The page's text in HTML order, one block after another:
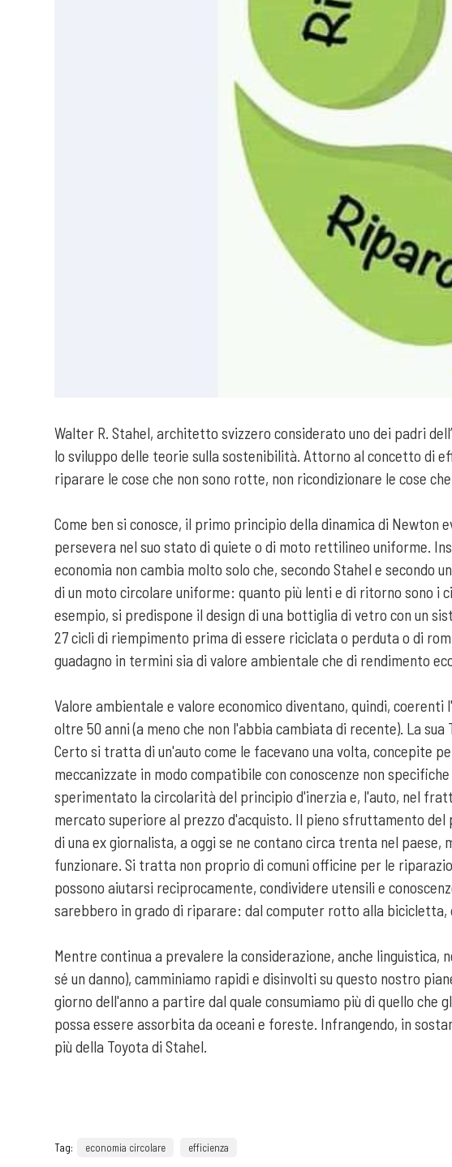
Walter R. Stahel, architetto svizzero considerato uno dei padri
lo sviluppo delle teorie sulla sostenibilità. Attorno al concetto di
riparare le cose che non sono rotte, non ricondizionare le cose
Come ben si conosce, il primo principio della dinamica di Newton
persevera nel suo stato di quiete o di moto rettilineo uniforme.
economia non cambia molto solo che, secondo Stahel e secondo
di un moto circolare uniforme: quanto più lenti e di ritorno sono i
esempio, si predispone il design di una bottiglia di vetro con un
27 cicli di riempimento prima di essere riciclata o perduta o di
guadagno in termini sia di valore ambientale che di rendimento
Valore ambientale e valore economico diventano, quindi,
oltre 50 anni (a meno che non l'abbia cambiata di recente). La
Certo si tratta di un'auto come le facevano una volta, concepite
meccanizzate in modo compatibile con conoscenze non
sperimentato la circolarità del principio d'inerzia e, l'auto, nel
mercato superiore al prezzo d'acquisto. Il pieno sfruttamento
di una ex giornalista, a oggi se ne contano circa trenta nel paese,
funzionare. Si tratta non proprio di comuni officine per le
possono aiutarsi reciprocamente, condividere utensili e
sarebbero in grado di riparare: dal computer rotto alla
Mentre continua a prevalere la considerazione, anche
sé un danno), camminiamo rapidi e disinvolti su questo nostro
giorno dell'anno a partire dal quale consumiamo più di quello
possa essere assorbita da oceani e foreste. Infrangendo, in
più della Toyota di Stahel.
Tag: economia circolare efficienza